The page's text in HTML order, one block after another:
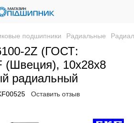
подшипники Радиальные
2Z (ГОСТ:
(Швеция), 10x28x8
радиальный
Оставить отзыв